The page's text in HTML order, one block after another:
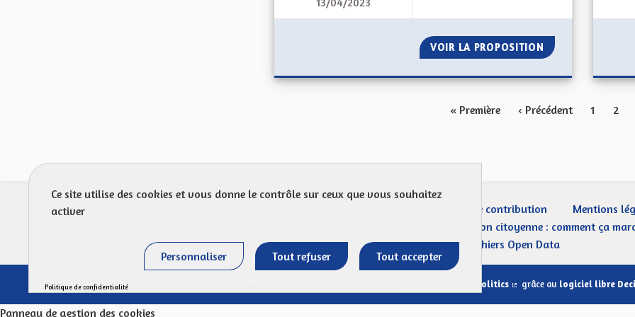
VOIR LA PROPOSITION PROPOSITION
« Première ‹ Précédent 1 2
Charte de contribution
Mentions
Droit d’interpellation citoyenne : comment ça
Télécharger les fichiers Open Data
Open Source Politics
(Lien externe)
grâce au logiciel libre
Panneau de gestion des cookies
Ce site utilise des cookies et vous donne le contrôle sur ceux que vous souhaitez
activer
Tout accepter
Tout refuser
Personnaliser
Politique de confidentialité